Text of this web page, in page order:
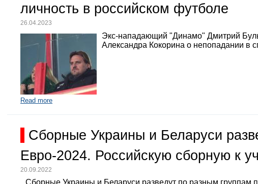
личность в российском футболе
26.04.2023
Экс-нападающий "Динамо" Дмитрий
Александра Кокорина о непопадании в
Read more
Сборные Украины и Беларуси
Евро-2024. Российскую сборную к
20.09.2022